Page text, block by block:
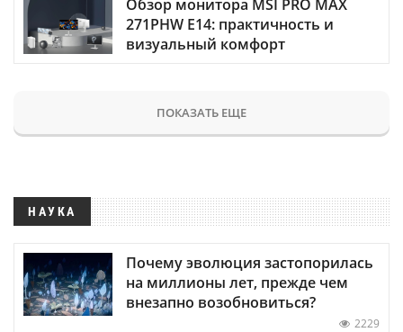
Обзор монитора MSI PRO MAX
271PHW E14: практичность и
визуальный комфорт
ПОКАЗАТЬ ЕЩЕ
НАУКА
Почему эволюция застопорилась
на миллионы лет, прежде чем
внезапно возобновиться?
2229